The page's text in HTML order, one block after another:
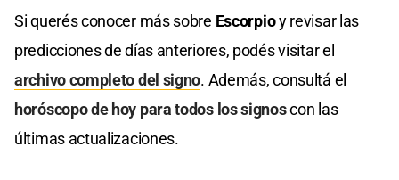
Si querés conocer más sobre Escorpioy revisar las
predicciones de días anteriores, podés visitar el
archivo completo del signo. Además, consultá el
horóscopo de hoy para todos los signoscon las
últimas actualizaciones.